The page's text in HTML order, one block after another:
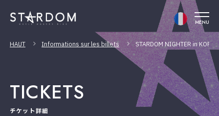
MENU
HAUT Informations sur les billets STARDOM NIGHTER in
TICKETS
チケット詳細